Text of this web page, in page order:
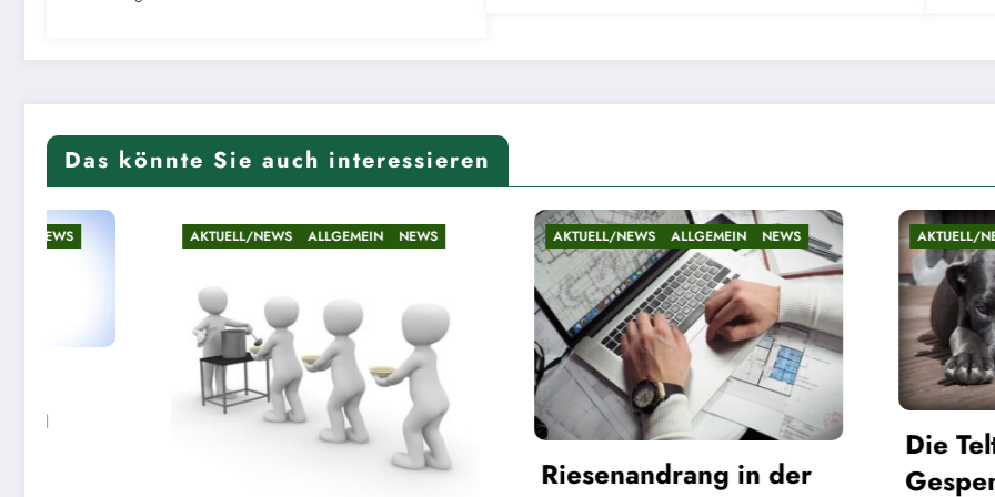
Das könnte Sie auch interessieren
ALLGEMEIN NEWS AKTUELL/NEWS ALLGEMEIN NEWS
Riesenandrang in der
AKTUELL/NEWS ALLGEMEIN NEWS
Die Teltower
Gespenster